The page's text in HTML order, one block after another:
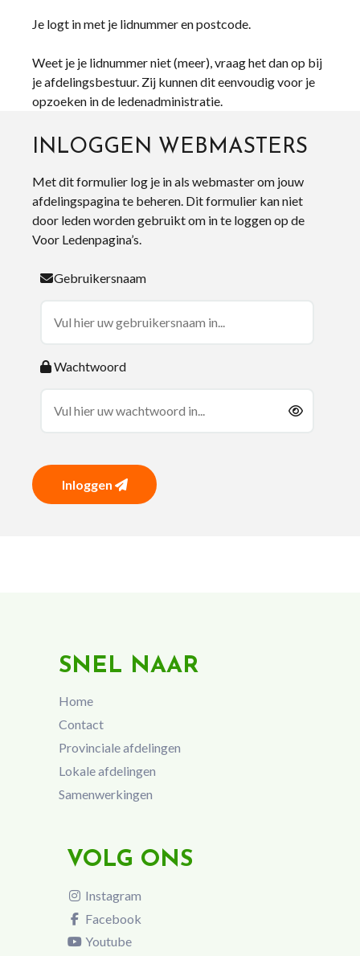
Je logt in met je lidnummer en postcode.
Weet je je lidnummer niet (meer), vraag het dan op bij
je afdelingsbestuur. Zij kunnen dit eenvoudig voor je
opzoeken in de ledenadministratie.
INLOGGEN WEBMASTERS
Met dit formulier log je in als webmaster om jouw
afdelingspagina te beheren. Dit formulier kan niet
door leden worden gebruikt om in te loggen op de
Voor Ledenpagina’s.
Gebruikersnaam
Wachtwoord
Inloggen
SNEL NAAR
Home
Contact
Provinciale afdelingen
Lokale afdelingen
Samenwerkingen
VOLG ONS
Instagram
Facebook
Youtube